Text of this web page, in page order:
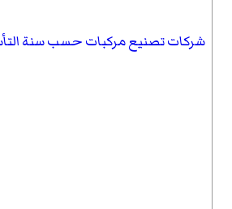
شركات تصنيع مركبات حسب سنة